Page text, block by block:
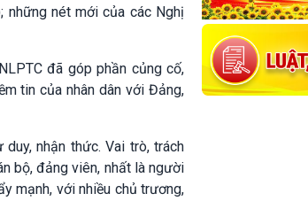
những nét mới của các Nghị
đã góp phần củng cố,
tin của nhân dân với Đảng,
nhận thức. Vai trò, trách
bộ, đảng viên, nhất là người
mạnh, với nhiều chủ trương,